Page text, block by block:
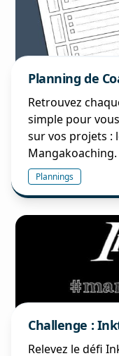
Planning de
Retrouvez
simple pour
sur vos projets :
Mangakoaching.
Plannings
Challenge :
Relevez le défi